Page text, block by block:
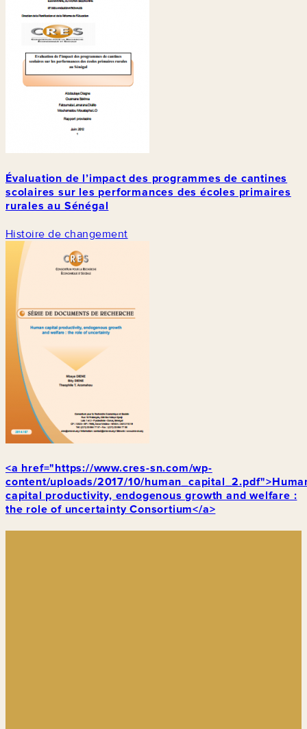
Évaluation de l’impact des programmes de cantines
scolaires sur les performances des écoles primaires
rurales au Sénégal
Histoire de changement
<a href="https://www.cres-sn.com/wp-
content/uploads/2017/10/
capital productivity, endogenous growth and welfare :
the role of uncertainty Consortium</a>